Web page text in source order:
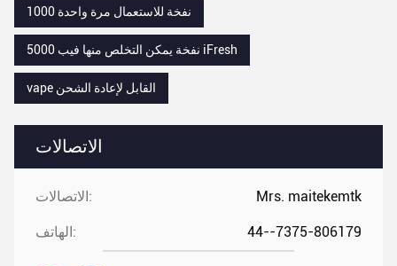
الاتصالات
الاتصالات: Mrs. maitekemtk
الهاتف: 44--7375-806179
1000 نفخة للاستعمال مرة واحدة
5000 نفخة يمكن التخلص منها فيب iFresh
vape القابل لإعادة الشحن